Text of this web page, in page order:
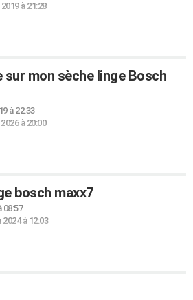
à 21:28
sur mon sèche linge Bosch
à 22:33
à 20:00
bosch maxx7
08:57
2024 à 12:03